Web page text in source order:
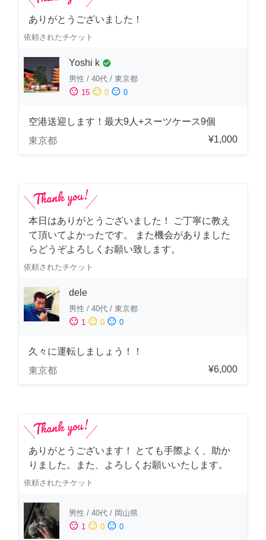
ありがとうございました！
依頼されたチケット
Yoshi k check_circle
男性 / 40代 / 東京都
sentiment_satisfied 15 sentiment_neutral 0 sentiment_dissatisfied 0
空港送迎します！最大9人+スーツケース9個
東京都
¥1,000
本日はありがとうございました！ ご丁寧に教え
て頂いてよかったです。 また機会がありました
らどうぞよろしくお願い致します。
依頼されたチケット
dele
男性 / 40代 / 東京都
sentiment_satisfied 1 sentiment_neutral 0 sentiment_dissatisfied 0
久々に運転しましょう！！
東京都
¥6,000
ありがとうございます！ とても手際よく、助か
りました。また、よろしくお願いいたします。
依頼されたチケット
男性 / 40代 / 岡山県
sentiment_satisfied 1 sentiment_neutral 0 sentiment_dissatisfied 0